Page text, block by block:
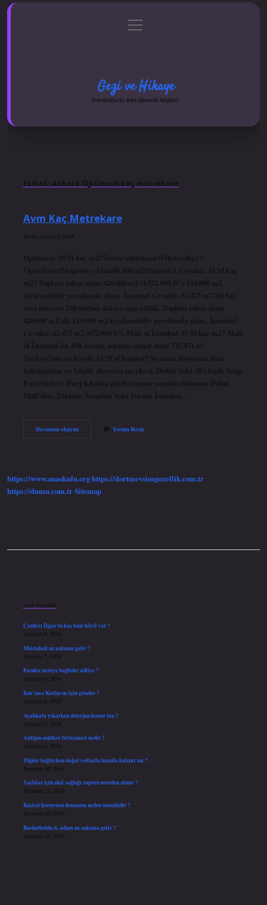
Gizlilik Politikası
menüyü
aç
Gezi ve Hikaye
Yolculuklarla dolu eğlenceli bilgiler!
Etiket: Ankara Optimum kaç metrekare
Avm Kaç Metrekare
Tarih: Aralık 6, 2024
Optimum AVM kaç m2? İzmir OptimumWikimedia | ©
OpenStreetMapStore-Alanı86.000 m2Otopark3. Cevahir AVM kaç
m2? Toplam taban alanı 420.000 m2 (4.521.000 ft²); 110.000 m2
kiralanabilir perakende alanı. İstanbul Cevahir, 62.475 m2’lik bir
arsa üzerine 250 milyon dolara inşa edildi. Toplam taban alanı
420.000 m2 idi. 110.000 m2 kiralanabilir perakende alanı. İstanbul
Cevahir, 62.475 m2 (672.000 ft²). Mall of Istanbul AVM kaç m2? Mall
of İstanbul’un 158. binası, toplam inşaat alanı 725.471 m².
Türkiye’nin en büyük AVM’si hangisi? Şu anda dünyanın alan
bakımından en büyük alışveriş merkezi, Dubai’deki (Birleşik Arap
Emirlikleri) Burj Khalifa gökdeleninin yanında bulunan Dubai
Mall’dur. Türkiye, İstanbul’daki Forum İstanbul…
Devamını okuyunAvm
Yorum Bırak
https://www.anaokulu.orghttps://dortmevsimguzellik.com.tr
https://dumu.com.trSitemap
Son Yazılar
Çankırı İlgaz’ın kaç tane köyü var ?
Ağustos 9, 2026
Müstahsil ne anlama gelir ?
Ağustos 7, 2026
Esenler nereye bağlıdır adliye ?
Ağustos 6, 2026
Kur’an-ı Kerim ne için gönder ?
Ağustos 6, 2026
Ayakkabı yıkarken deterjan konur mu ?
Ağustos 5, 2026
Antijen-antikor birleşmesi nedir ?
Ağustos 4, 2026
Tüpler bağlıyken doğal yollarla hamile kalınır mı ?
Temmuz 30, 2026
Yaşlılar için akıl sağlığı raporu nereden alınır ?
Temmuz 25, 2026
Kişisel koruyucu donanım neden önemlidir ?
Temmuz 25, 2026
Basketbolda 6. adam ne anlama gelir ?
Temmuz 21, 2026